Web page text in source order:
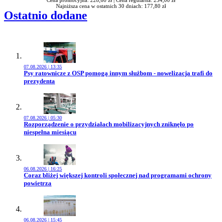
Najniższa cena w ostatnich 30 dniach: 177,80 zł
Ostatnio dodane
07.08.2026 | 13:35
Przejdź do artykułu:
Psy ratownicze z OSP pomogą innym służbom - nowelizacja trafi do
prezydenta
07.08.2026 | 05:30
Przejdź do artykułu:
Rozporządzenie o przydziałach mobilizacyjnych zniknęło po
niespełna miesiącu
06.08.2026 | 16:25
Przejdź do artykułu:
Coraz bliżej większej kontroli społecznej nad programami ochrony
powietrza
06.08.2026 | 15:45